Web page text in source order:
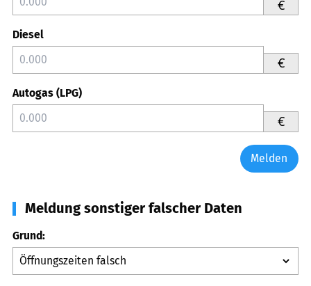
€
Diesel
€
Autogas (LPG)
€
Melden
Meldung sonstiger falscher Daten
Grund: